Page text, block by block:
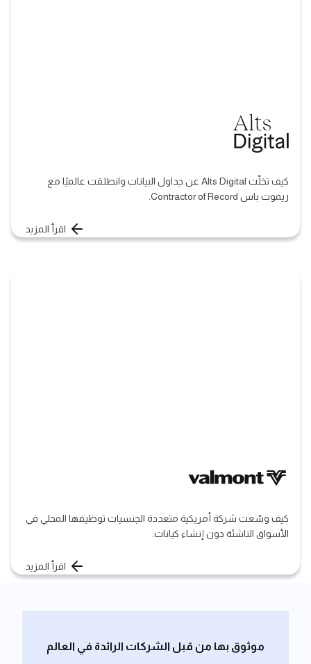
كيف تخلّت Alts Digital عن جداول البيانات وانطلقت عالميًا مع
ريموت باس Contractor of Record.
اقرأ المزيد
كيف وسّعت شركة أمريكية متعددة الجنسيات توظيفها المحلي في
الأسواق الناشئة دون إنشاء كيانات.
اقرأ المزيد
موثوق بها من قبل الشركات الرائدة في العالم